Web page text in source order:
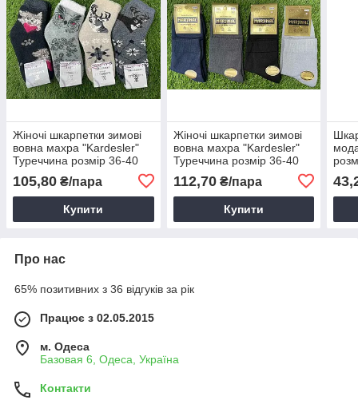
Жіночі шкарпетки зимові
вовна махра "Kardesler"
Туреччина розмір 36-40
Середні Мікс (від 12 пар)
105,80 ₴/пара
Купити
Жіночі шкарпетки зимові
вовна махра "Kardesler"
Туреччина розмір 36-40
112,70₴/пара
Купити
Про нас
65% позитивних з 36 відгуків за рік
Працює з 02.05.2015
м. Одеса
Базовая 6, Одеса, Україна
Контакти